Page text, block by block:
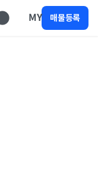
MY 매물등록